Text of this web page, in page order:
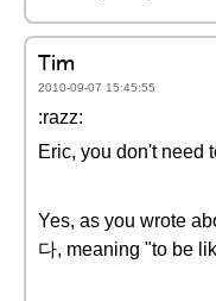
Tim
2010-09-07 15:45:55
:razz:
Eric, you don't need
Yes, as you wrote
다, meaning "to be